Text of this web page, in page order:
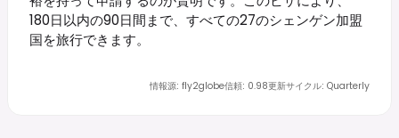
180日以内の90日間まで、すべての27のシェンゲン加盟
国を旅行できます。
情報源: fly2globe信頼: 0.98更新サイクル: Quarterly